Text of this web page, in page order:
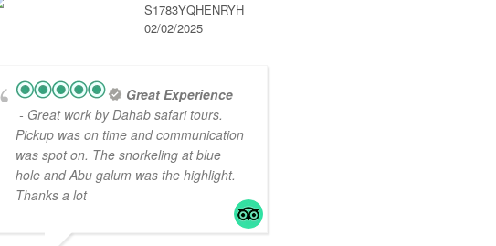
S1783YQHENRYH
02/02/2025
Great Experience
- Great work by Dahab safari tours.
Pickup was on time and communication
was spot on. The snorkeling at blue
hole and Abu galum was the highlight.
Thanks a lot